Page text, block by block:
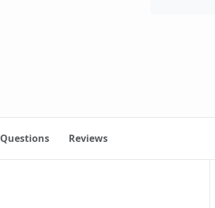
Questions Reviews